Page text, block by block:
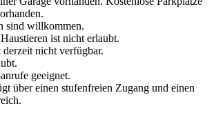
sind willkommen.
ist nicht erlaubt.
nicht verfügbar.
geeignet.
über einen stufenfreien Zugang und einen